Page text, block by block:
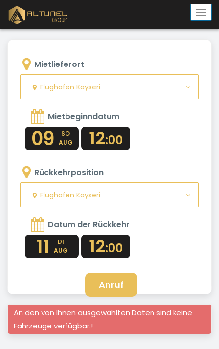
Mietlieferort
Flughafen Kayseri
Mietbeginndatum
09
SO
AUG
12:00
Rückkehrposition
Flughafen Kayseri
Datum der Rückkehr
11
DI
AUG
12:00
Anruf
An den von Ihnen ausgewählten Daten sind keine
Fahrzeuge verfügbar.!